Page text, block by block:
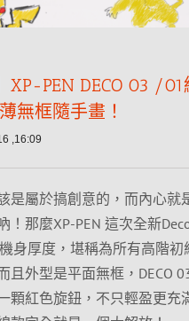
XP-PEN DECO 03 /01
無框隨手畫！
,16:09
是屬於搞創意的，而內心就
！那麼XP-PEN 這次全新
身厚度，堪稱為所有高階初
且外型是平面無框，DECO
顆紅色旋鈕，不只輕盈更充